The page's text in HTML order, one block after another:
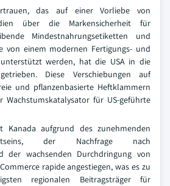
das auf einer Vorliebe von
über die Markensicherheit für
Mindestnahrungsetiketten und
von einem modernen Fertigungs- und
werden, hat die USA in die
Diese Verschiebungen auf
und pflanzenbasierte Heftklammern
Wachstumskatalysator für US-geführte
Kanada aufgrund des zunehmenden
der Nachfrage nach
der wachsenden Durchdringung von
rapide angestiegen, was es zu
regionalen Beitragsträger für